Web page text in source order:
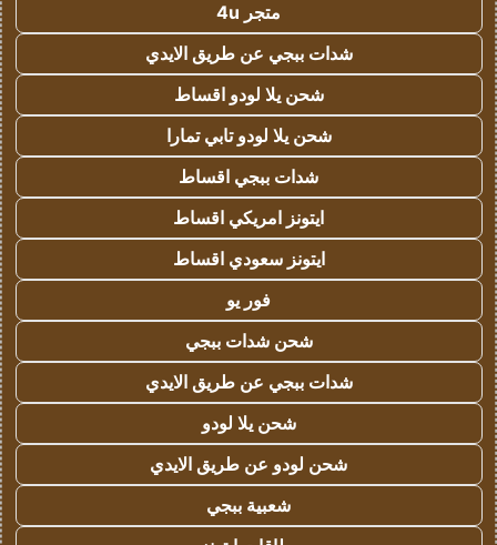
متجر 4u
شدات ببجي عن طريق الايدي
شحن يلا لودو اقساط
شحن يلا لودو تابي تمارا
شدات ببجي اقساط
ايتونز امريكي اقساط
ايتونز سعودي اقساط
فور يو
شحن شدات ببجي
شدات ببجي عن طريق الايدي
شحن يلا لودو
شحن لودو عن طريق الايدي
شعبية ببجي